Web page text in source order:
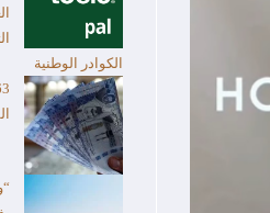
الكوادر الوطنية